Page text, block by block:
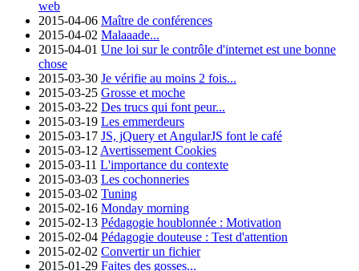
web
2015-04-06 Maître de conférences
2015-04-02 Malaaade...
2015-04-01 Une loi sur le contrôle d'internet est une bonne
chose
2015-03-30 Je vérifie au moins 2 fois...
2015-03-25 Grosse et moche
2015-03-22 Des trucs qui font peur...
2015-03-19 Les emmerdeurs
2015-03-17 JS, jQuery et AngularJS font le café
2015-03-12 Avertissement Cookies
2015-03-11 L'importance du contexte
2015-03-03 Les cochonneries
2015-03-02 Tuning
2015-02-16 Monday morning
2015-02-13 Pédagogie houblonnée : Motivation
2015-02-04 Pédagogie douteuse : Test d'attention
2015-02-02 Convertir un fichier
2015-01-29 Faites des gosses...